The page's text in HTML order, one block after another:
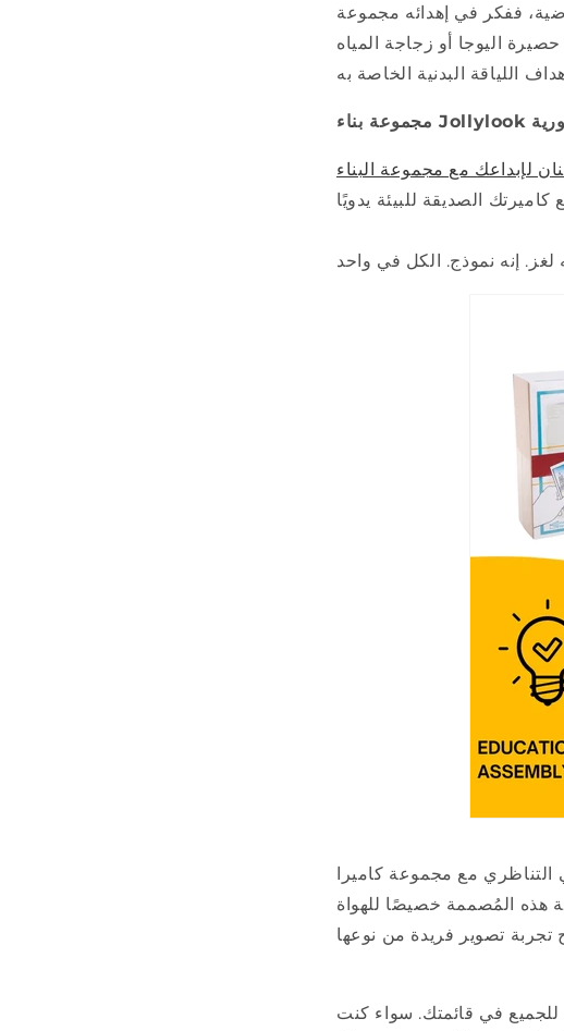
ففكر في إهدائه مجموعة
اليوجا أو زجاجة المياه
هذه المُصممة خصيصًا للهواة
تجربة تصوير فريدة من نوعها
للجميع في قائمتك. سواء كنت